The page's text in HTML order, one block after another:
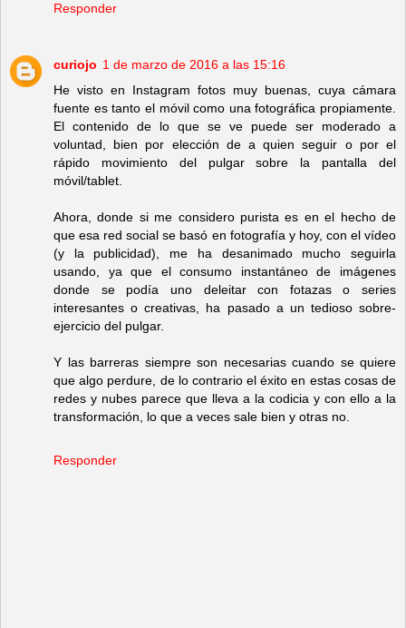
Responder
curiojo 1 de marzo de 2016 a las 15:16
He visto en Instagram fotos muy buenas, cuya cámara
fuente es tanto el móvil como una fotográfica propiamente.
El contenido de lo que se ve puede ser moderado a
voluntad, bien por elección de a quien seguir o por el
rápido movimiento del pulgar sobre la pantalla del
móvil/tablet.
Ahora, donde si me considero purista es en el hecho de
que esa red social se basó en fotografía y hoy, con el vídeo
(y la publicidad), me ha desanimado mucho seguirla
usando, ya que el consumo instantáneo de imágenes
donde se podía uno deleitar con fotazas o series
interesantes o creativas, ha pasado a un tedioso sobre-
ejercicio del pulgar.
Y las barreras siempre son necesarias cuando se quiere
que algo perdure, de lo contrario el éxito en estas cosas de
redes y nubes parece que lleva a la codicia y con ello a la
transformación, lo que a veces sale bien y otras no.
Responder